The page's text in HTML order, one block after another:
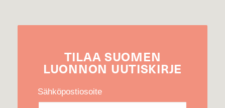
TILAA SUOMEN
LUONNON UUTIS­KIRJE
Sähköpostiosoite